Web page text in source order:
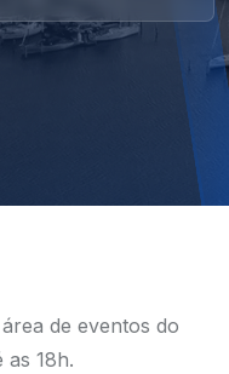
de eventos do
as 18h.